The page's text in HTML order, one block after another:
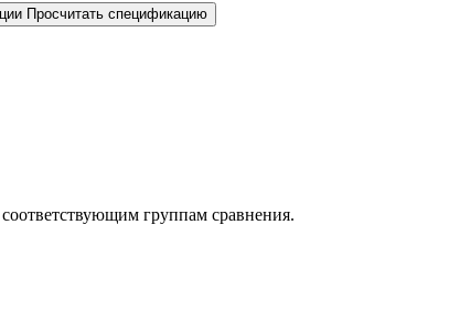
Просчитать спецификацию
группам сравнения.